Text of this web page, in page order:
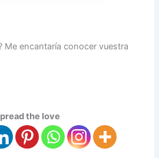
Me encantaría conocer vuestra
the love